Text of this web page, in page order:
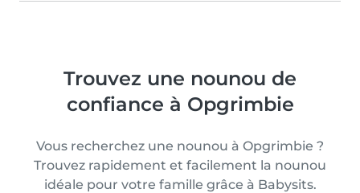
Trouvez une nounou de
confiance à Opgrimbie
Vous recherchez une nounou à Opgrimbie ?
Trouvez rapidement et facilement la nounou
idéale pour votre famille grâce à Babysits.